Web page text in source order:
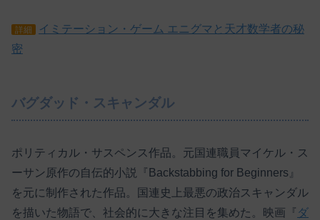
詳細
イミテーション・ゲーム エニグマと天才数学者の秘
密
バグダッド・スキャンダル
ポリティカル・サスペンス作品。元国連職員マイケル・ス
ーサン原作の自伝的小説『Backstabbing for Beginners』
を元に制作された作品。国連史上最悪の政治スキャンダル
を描いた物語で、社会的に大きな注目を集めた。映画『 ダ